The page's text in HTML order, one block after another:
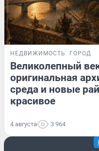
НЕДВИЖИМОСТЬ ГОРОД
Великолепный
оригинальная
среда и новые
красивое
4 августа 3 964